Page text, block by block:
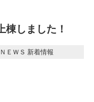
しました！
ＮＥＷＳ 新着情報